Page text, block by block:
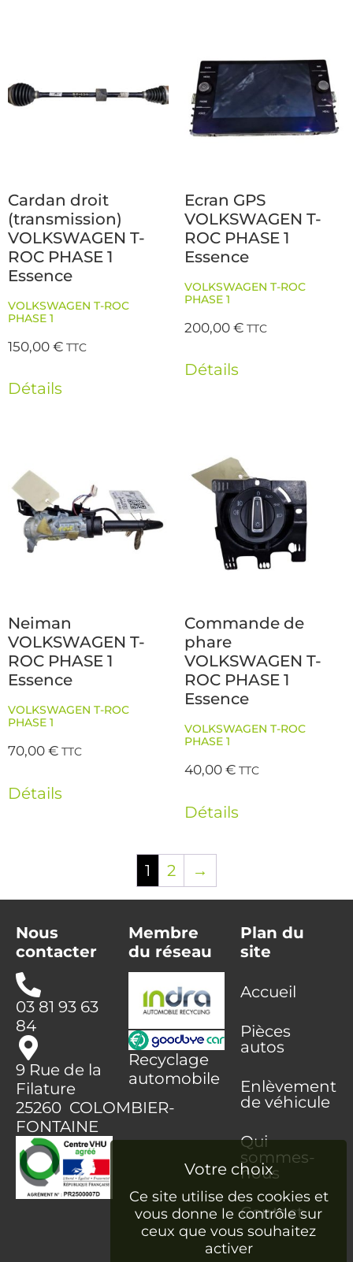
Cardan droit
(transmission)
VOLKSWAGEN T-
ROC PHASE 1
Essence
VOLKSWAGEN T-ROC
PHASE 1
150,00€ TTC
Détails
Ecran GPS
VOLKSWAGEN T-
ROC PHASE 1
Essence
VOLKSWAGEN T-ROC
PHASE 1
200,00€ TTC
Détails
Neiman
VOLKSWAGEN T-
ROC PHASE 1
Essence
VOLKSWAGEN T-ROC
PHASE 1
70,00€ TTC
Détails
Commande de
phare
VOLKSWAGEN T-
ROC PHASE 1
Essence
VOLKSWAGEN T-ROC
PHASE 1
40,00€ TTC
Détails
1 2 →
Nous
contacter
03 81 93 63
84
9 Rue de la
Filature
25260 COLOMBIER-
FONTAINE
Membre
du réseau
Recyclage
automobile
Plan du
site
Accueil
Pièces
autos
Enlèvement
de véhicule
Qui
sommes-
nous
Contact
Ce site utilise des cookies et
vous donne le contrôle sur
ceux que vous souhaitez
activer